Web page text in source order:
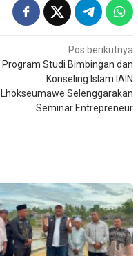
Pos berikutnya
Program Studi Bimbingan dan
Konseling Islam IAIN
Lhokseumawe Selenggarakan
Seminar Entrepreneur